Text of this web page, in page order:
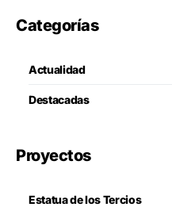
Categorías
Actualidad
Destacadas
Proyectos
Estatua de los Tercios